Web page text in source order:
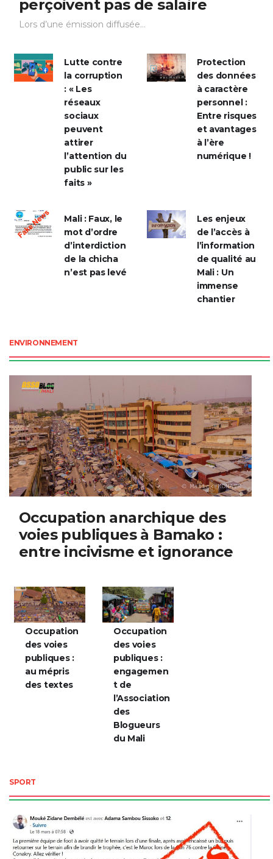
perçoivent pas de salaire
Lors d’une émission diffusée...
Lutte contre
la corruption
: « Les
réseaux
sociaux
peuvent
attirer
l’attention du
public sur les
faits »
Protection
des données
à caractère
personnel :
Entre risques
et avantages
à l’ère
numérique !
Mali : Faux, le
mot d’ordre
d’interdiction
de la chicha
n’est pas levé
Les enjeux
de l’accès à
l’information
de qualité au
Mali : Un
immense
chantier
ENVIRONNEMENT
Occupation anarchique des
voies publiques à Bamako :
entre incivisme et ignorance
Occupation
des voies
publiques :
au mépris
des textes
Occupation
des voies
publiques :
engagemen
t de
l’Association
des
Blogueurs
du Mali
SPORT